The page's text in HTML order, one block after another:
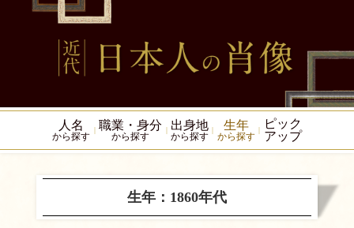
人名
から探す
職業・身分
から探す
出身地
から探す
生年
から探す
ピック
アップ
生年：1860年代